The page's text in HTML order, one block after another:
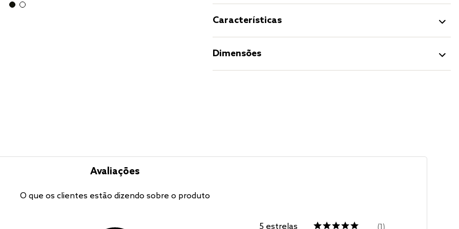
Características
Dimensões
Avaliações
O que os clientes estão dizendo sobre o produto
5 estrelas
1